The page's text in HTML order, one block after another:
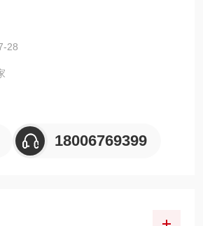
埚，熔化石英玻璃和其他石墨坩埚，也是
碳和石墨制品作为耐火材料不应用于氧化
28
18006769399